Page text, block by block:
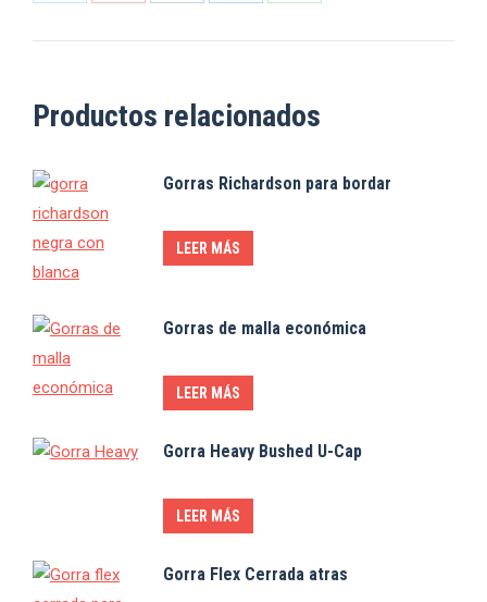
Productos relacionados
Gorras Richardson para bordar
LEER MÁS
Gorras de malla económica
LEER MÁS
Gorra Heavy Bushed U-Cap
LEER MÁS
Gorra Flex Cerrada atras